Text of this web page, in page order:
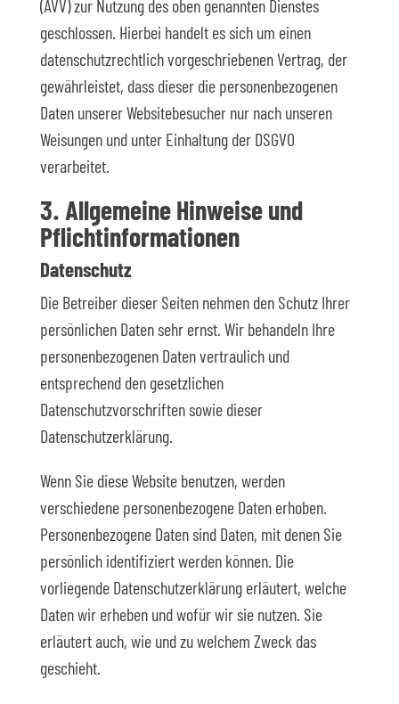
(AVV) zur Nutzung des oben genannten Dienstes
geschlossen. Hierbei handelt es sich um einen
datenschutzrechtlich vorgeschriebenen Vertrag, der
gewährleistet, dass dieser die personenbezogenen
Daten unserer Websitebesucher nur nach unseren
Weisungen und unter Einhaltung der DSGVO
verarbeitet.
3. Allgemeine Hinweise und
Pflicht­informationen
Datenschutz
Die Betreiber dieser Seiten nehmen den Schutz Ihrer
persönlichen Daten sehr ernst. Wir behandeln Ihre
personenbezogenen Daten vertraulich und
entsprechend den gesetzlichen
Datenschutzvorschriften sowie dieser
Datenschutzerklärung.
Wenn Sie diese Website benutzen, werden
verschiedene personenbezogene Daten erhoben.
Personenbezogene Daten sind Daten, mit denen Sie
persönlich identifiziert werden können. Die
vorliegende Datenschutzerklärung erläutert, welche
Daten wir erheben und wofür wir sie nutzen. Sie
erläutert auch, wie und zu welchem Zweck das
geschieht.